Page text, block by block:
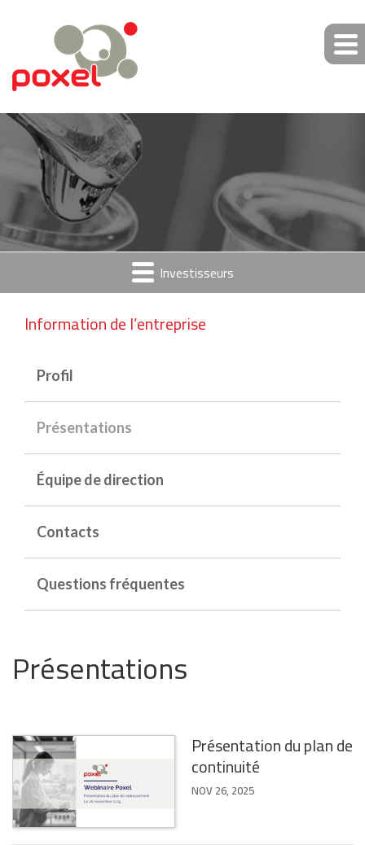
Investisseurs
Information de l’entreprise
Profil
Présentations
Équipe de direction
Contacts
Questions fréquentes
Présentations
Présentation du plan de
continuité
NOV 26, 2025